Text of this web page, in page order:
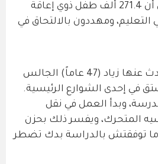
طالب وطالبة. ما يعني أن 271.4 ألف طفل ذوي إعاقة
ومهددون بالالتحاق في
قصة هذا الحرمان يتحدث عنها زياد (47 عاماً) الجالس
في إحدى الشوارع الرئيسية.
وبدأ العمل في نقل
المتحرك، ويفسر ذلك بحزن
توفقتش بالدراسة بدك تضطر